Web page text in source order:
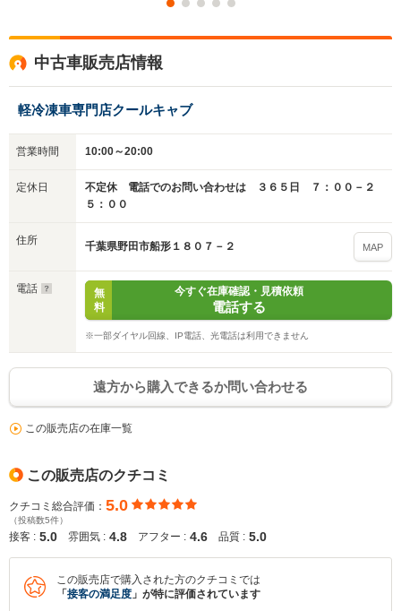
中古車販売店情報
軽冷凍車専門店クールキャブ
営業時間 10:00～20:00
定休日
不定休 電話でのお問い合わせは ３６５日 ７：００－２
５：００
住所 千葉県野田市船形１８０７－２ MAP
電話
無
料
今すぐ在庫確認・見積依頼
電話する
※一部ダイヤル回線、IP電話、光電話は利用できません
遠方から購入できるか問い合わせる
この販売店の在庫一覧
この販売店のクチコミ
クチコミ総合評価： 5.0
（投稿数5件）
接客 : 5.0 雰囲気 : 4.8 アフター : 4.6 品質 : 5.0
この販売店で購入された方のクチコミでは
「 接客の満足度 」が特に評価されています
入力途中の情報を保存しますか？
※保存された情報は
いいえ はい